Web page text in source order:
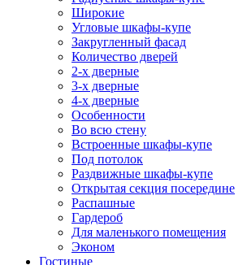
Широкие
Угловые шкафы-купе
Закругленный фасад
Количество дверей
2-х дверные
3-х дверные
4-х дверные
Особенности
Во всю стену
Встроенные шкафы-купе
Под потолок
Раздвижные шкафы-купе
Открытая секция посередине
Распашные
Гардероб
Для маленького помещения
Эконом
Гостиные